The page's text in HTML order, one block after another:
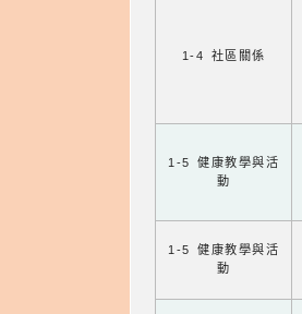
1-4 社區關係
1-5 健康教學與活
動
1-5 健康教學與活
動